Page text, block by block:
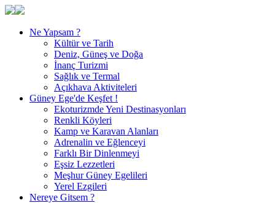
Ne Yapsam ?
Kültür ve Tarih
Deniz, Güneş ve Doğa
İnanç Turizmi
Sağlık ve Termal
Açıkhava Aktiviteleri
Güney Ege'de Keşfet !
Ekoturizmde Yeni Destinasyonları
Renkli Köyleri
Kamp ve Karavan Alanları
Adrenalin ve Eğlenceyi
Farklı Bir Dinlenmeyi
Eşsiz Lezzetleri
Meşhur Güney Egelileri
Yerel Ezgileri
Nereye Gitsem ?